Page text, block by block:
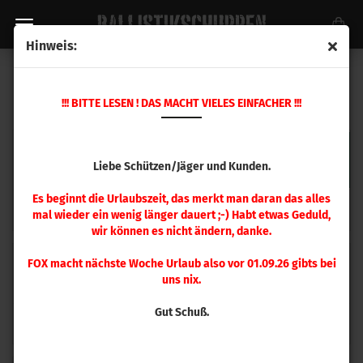
Hinweis:
!!! BITTE LESEN ! DAS MACHT VIELES EINFACHER !!!
Liebe Schützen/Jäger und Kunden.
Es beginnt die Urlaubszeit, das merkt man daran das alles
mal wieder ein wenig länger dauert ;-) Habt etwas Geduld,
wir können es nicht ändern, danke.
FOX macht nächste Woche Urlaub also vor 01.09.26 gibts bei
uns nix.
Gut Schuß.
Hornady RCBS